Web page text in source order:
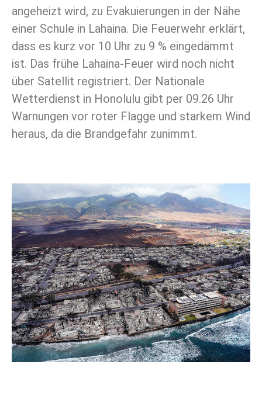
angeheizt wird, zu Evakuierungen in der Nähe
einer Schule in Lahaina. Die Feuerwehr erklärt,
dass es kurz vor 10 Uhr zu 9 % eingedämmt
ist. Das frühe Lahaina-Feuer wird noch nicht
über Satellit registriert. Der Nationale
Wetterdienst in Honolulu gibt per 09.26 Uhr
Warnungen vor roter Flagge und starkem Wind
heraus, da die Brandgefahr zunimmt.